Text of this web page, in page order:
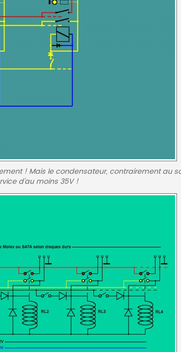
! Mais le condensateur, contrairement au
d'au moins 35V !